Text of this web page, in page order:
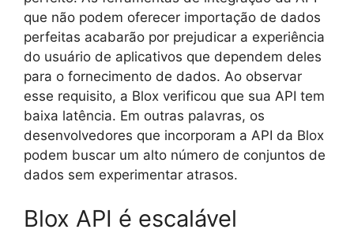
que não podem oferecer importação de dados
perfeitas acabarão por prejudicar a experiência
do usuário de aplicativos que dependem deles
para o fornecimento de dados. Ao observar
esse requisito, a Blox verificou que sua API tem
baixa latência. Em outras palavras, os
desenvolvedores que incorporam a API da Blox
podem buscar um alto número de conjuntos de
dados sem experimentar atrasos.
Blox API é escalável